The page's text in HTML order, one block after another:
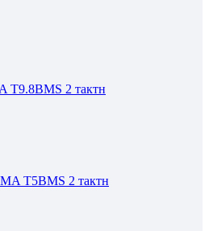
T9.8BMS 2 тактн